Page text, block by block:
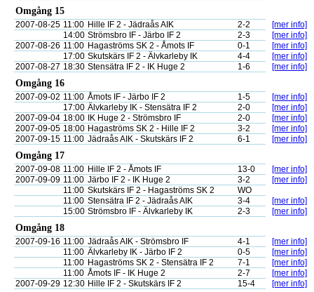
Omgång 15
2007-08-25 11:00 Hille IF 2 - Jädraås AIK 2-2
[mer info]
14:00 Strömsbro IF - Järbo IF 2 2-3
[mer info]
2007-08-26 11:00 Hagaströms SK 2 - Åmots IF 0-1
[mer info]
17:00 Skutskärs IF 2 - Älvkarleby IK 4-4
[mer info]
2007-08-27 18:30 Stensätra IF 2 - IK Huge 2 1-6 [mer info]
Omgång 16
2007-09-02 11:00 Åmots IF - Järbo IF 2 1-5
[mer info]
17:00 Älvkarleby IK - Stensätra IF 2 2-0
[mer info]
2007-09-04 18:00 IK Huge 2 - Strömsbro IF 2-0
[mer info]
2007-09-05 18:00 Hagaströms SK 2 - Hille IF 2 3-2
[mer info]
2007-09-15 11:00 Jädraås AIK - Skutskärs IF 2 6-1 [mer info]
Omgång 17
2007-09-08 11:00 Hille IF 2 - Åmots IF 13-0
[mer info]
2007-09-09 11:00 Järbo IF 2 - IK Huge 2 3-2
[mer info]
11:00 Skutskärs IF 2 - Hagaströms SK 2
WO
11:00 Stensätra IF 2 - Jädraås AIK 3-4
[mer info]
15:00 Strömsbro IF - Älvkarleby IK 2-3 [mer info]
Omgång 18
2007-09-16 11:00 Jädraås AIK - Strömsbro IF 4-1
[mer info]
11:00 Älvkarleby IK - Järbo IF 2 0-5
[mer info]
11:00 Hagaströms SK 2 - Stensätra IF 2 7-1
[mer info]
11:00 Åmots IF - IK Huge 2 2-7
[mer info]
2007-09-29 12:30 Hille IF 2 - Skutskärs IF 2 15-4 [mer info]